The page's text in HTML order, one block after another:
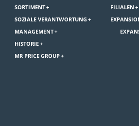
SORTIMENT
SOZIALE VERANTWORTUNG
MANAGEMENT
HISTORIE
MR PRICE GROUP
FILIALEN